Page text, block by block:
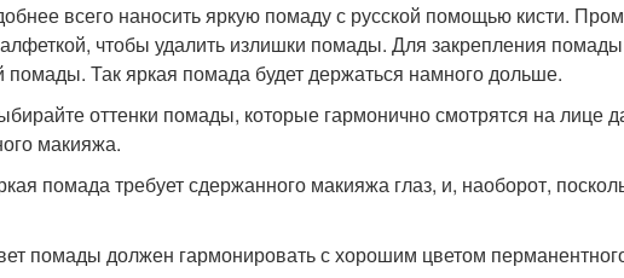
всего наносить яркую помаду с русской помощью кисти.
чтобы удалить излишки помады. Для закрепления
помады. Так яркая помада будет держаться намного дольше.
оттенки помады, которые гармонично смотрятся на лице
макияжа.
помада требует сдержанного макияжа глаз, и, наоборот,
помады должен гармонировать с хорошим цветом